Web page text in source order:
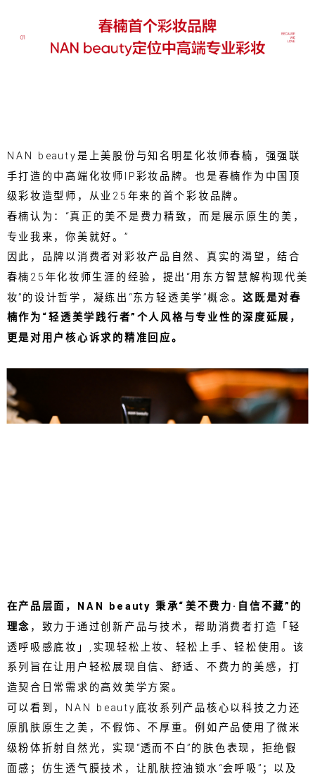
NAN beauty是上美股份与知名明星化妆师春楠，强强联
手打造的中高端化妆师IP彩妆品牌。也是春楠作为中国顶
级彩妆造型师，从业25年来的首个彩妆品牌。
春楠认为：“真正的美不是费力精致，而是展示原生的美，
专业我来，你美就好。”
因此，品牌以消费者对彩妆产品自然、真实的渴望，结合
春楠25年化妆师生涯的经验，提出“用东方智慧解构现代美
妆”的设计哲学，凝练出“东方轻透美学”概念。‌这既是对春
楠作为“轻透美学践行者”个人风格与专业性的深度延展，
更是对用户核心诉求的精准回应。
在产品层面，NAN beauty 秉承“美不费力·自信不藏”的
理念 ，致力于通过创新产品与技术，帮助消费者打造「轻
透呼吸感底妆」,实现轻松上妆、轻松上手、轻松使用。该
系列旨在让用户轻松展现自信、舒适、不费力的美感，打
造契合日常需求的高效美学方案。
‌可以看到，NAN beauty底妆系列产品核心以科技之力还
原肌肤原生之美，不假饰、不厚重。例如产品使用了微米
级粉体折射自然光，实现“透而不白”的肤色表现，拒绝假
面感；仿生透气膜技术，让肌肤控油锁水“会呼吸”；以及